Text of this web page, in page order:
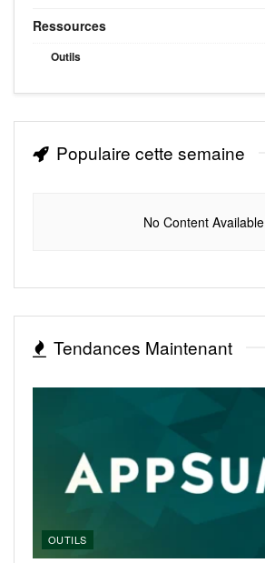
Ressources
Outils
Populaire cette semaine
No Content Available
Tendances Maintenant
OUTILS